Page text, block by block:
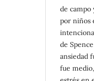
de campo
por niños
de
ansiedad
fue